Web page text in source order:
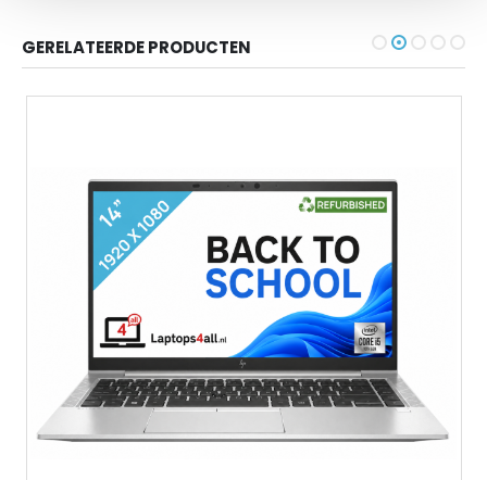
GERELATEERDE PRODUCTEN